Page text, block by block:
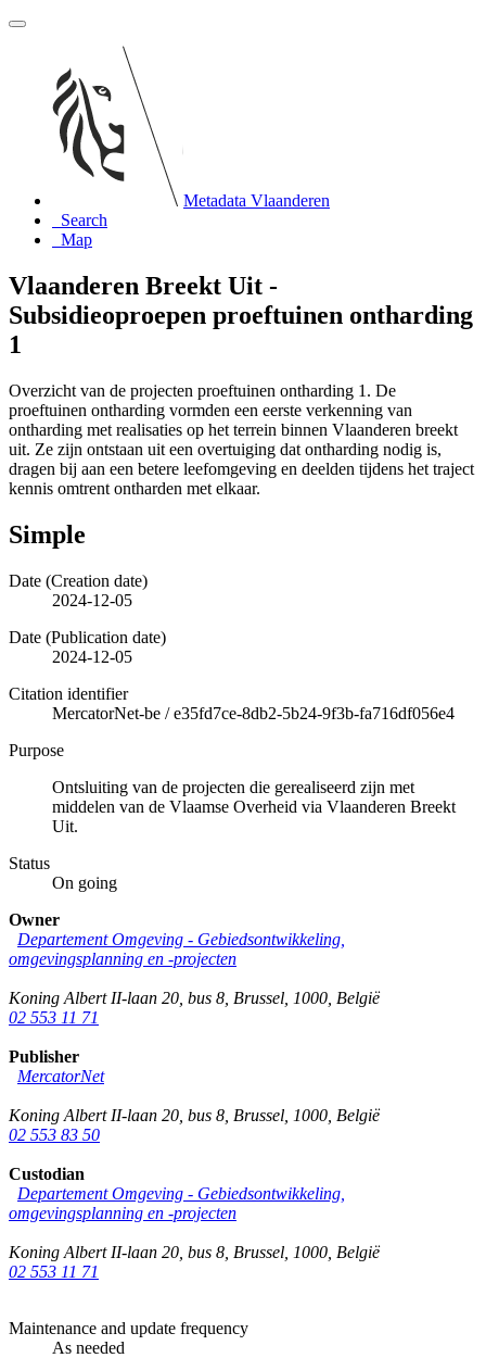
Metadata Vlaanderen
Search
Map
Vlaanderen Breekt Uit -
Subsidieoproepen proeftuinen ontharding
1
Overzicht van de projecten proeftuinen ontharding 1. De
proeftuinen ontharding vormden een eerste verkenning van
ontharding met realisaties op het terrein binnen Vlaanderen breekt
uit. Ze zijn ontstaan uit een overtuiging dat ontharding nodig is,
dragen bij aan een betere leefomgeving en deelden tijdens het traject
kennis omtrent ontharden met elkaar.
Simple
Date (Creation date)
2024-12-05
Date (Publication date)
2024-12-05
Citation identifier
MercatorNet-be /e35fd7ce-8db2-5b24-9f3b-fa716df056e4
Purpose
Ontsluiting van de projecten die gerealiseerd zijn met
middelen van de Vlaamse Overheid via Vlaanderen Breekt
Uit.
Status
On going
Owner
Departement Omgeving - Gebiedsontwikkeling,
omgevingsplanning en -projecten
Koning Albert II-laan 20, bus 8 Brussel 1000 België
02 553 11 71
Publisher
MercatorNet
Koning Albert II-laan 20, bus 8 Brussel 1000 België
02 553 83 50
Custodian
Departement Omgeving - Gebiedsontwikkeling,
omgevingsplanning en -projecten
Koning Albert II-laan 20, bus 8 Brussel 1000 België
02 553 11 71
Maintenance and update frequency
As needed